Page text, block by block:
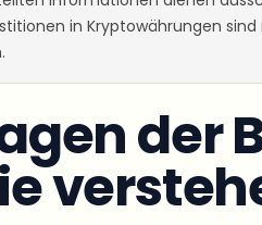
in Kryptowährungen
der